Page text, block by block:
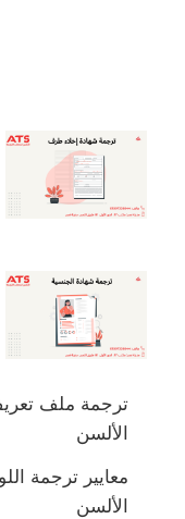
ترجمة ملف
الألسن
معايير ترجمة
الألسن